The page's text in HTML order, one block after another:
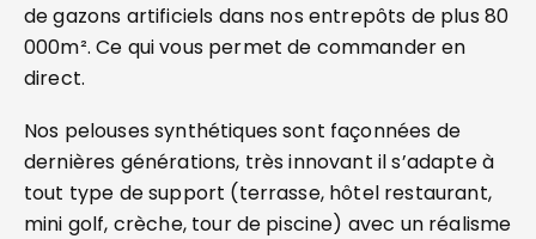
de gazons artificiels dans nos entrepôts de plus 80
000m². Ce qui vous permet de commander en
direct.
Nos pelouses synthétiques sont façonnées de
dernières générations, très innovant il s’adapte à
tout type de support (terrasse, hôtel restaurant,
mini golf, crèche, tour de piscine) avec un réalisme